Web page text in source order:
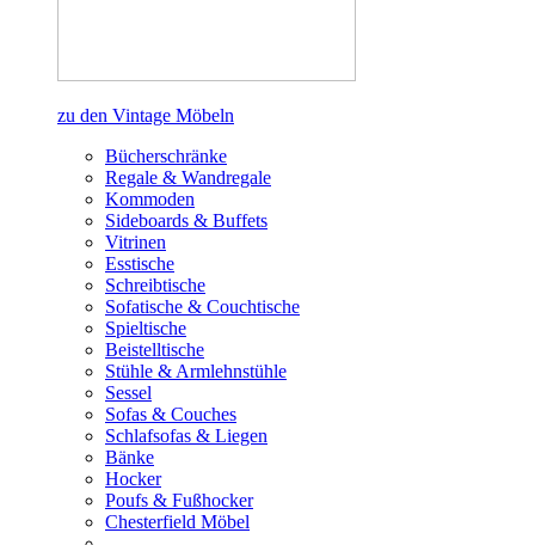
zu den Vintage Möbeln
Bücherschränke
Regale & Wandregale
Kommoden
Sideboards & Buffets
Vitrinen
Esstische
Schreibtische
Sofatische & Couchtische
Spieltische
Beistelltische
Stühle & Armlehnstühle
Sessel
Sofas & Couches
Schlafsofas & Liegen
Bänke
Hocker
Poufs & Fußhocker
Chesterfield Möbel